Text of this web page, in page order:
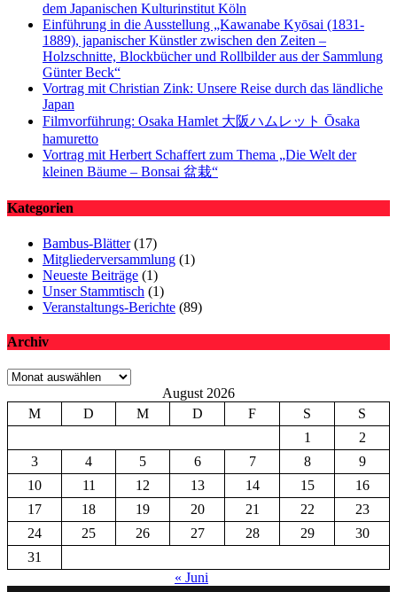
dem Japanischen Kulturinstitut Köln
Einführung in die Ausstellung „Kawanabe Kyōsai (1831-
1889), japanischer Künstler zwischen den Zeiten –
Holzschnitte, Blockbücher und Rollbilder aus der Sammlung
Günter Beck“
Vortrag mit Christian Zink: Unsere Reise durch das ländliche
Japan
Filmvorführung: Osaka Hamlet 大阪ハムレット Ōsaka
hamuretto
Vortrag mit Herbert Schaffert zum Thema „Die Welt der
kleinen Bäume – Bonsai 盆栽“
Kategorien
Bambus-Blätter(17)
Mitgliederversammlung (1)
Neueste Beiträge (1)
Unser Stammtisch (1)
Veranstaltungs-Berichte (89)
Archiv
Archiv
August 2026
M
D M D F S
S
1
2
3
4 5 6 7 8
9
10
11 12 13 14 15
16
17
18 19 20 21 22
23
24
25 26 27 28 29
30
31
« Juni